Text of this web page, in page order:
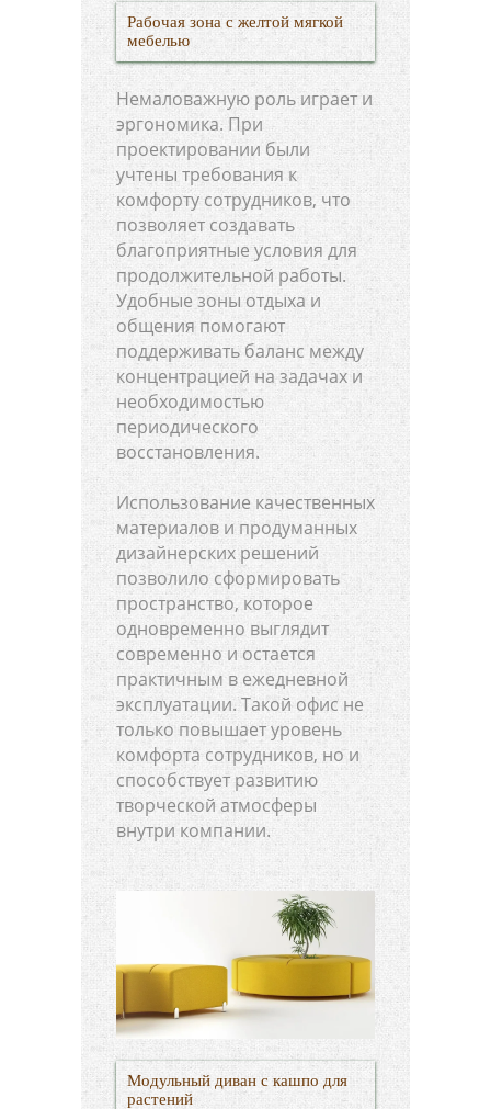
Рабочая зона с желтой мягкой
мебелью
Немаловажную роль играет и
эргономика. При
проектировании были
учтены требования к
комфорту сотрудников, что
позволяет создавать
благоприятные условия для
продолжительной работы.
Удобные зоны отдыха и
общения помогают
поддерживать баланс между
концентрацией на задачах и
необходимостью
периодического
восстановления.
Использование качественных
материалов и продуманных
дизайнерских решений
позволило сформировать
пространство, которое
одновременно выглядит
современно и остается
практичным в ежедневной
эксплуатации. Такой офис не
только повышает уровень
комфорта сотрудников, но и
способствует развитию
творческой атмосферы
внутри компании.
Модульный диван с кашпо для
растений